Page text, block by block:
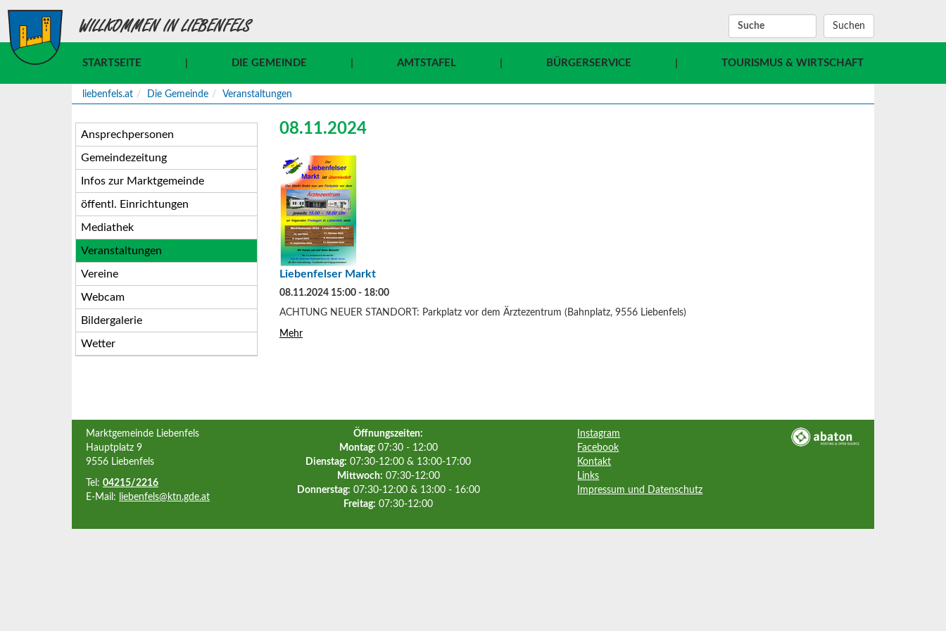
WILLKOMMEN IN LIEBENFELS SUCHBEGRIFF
STARTSEITE DIE GEMEINDE AMTSTAFEL BÜRGERSERVICE TOURISMUS & WIRTSCHAFT
liebenfels.at Die Gemeinde Veranstaltungen
Ansprechpersonen
Gemeindezeitung
Infos zur Marktgemeinde
öffentl. Einrichtungen
Mediathek
Veranstaltungen
Vereine
Webcam
Bildergalerie
Wetter
08.11.2024
Liebenfelser Markt
08.11.2024 15:00 - 18:00
ACHTUNG NEUER STANDORT: Parkplatz vor dem Ärztezentrum (Bahnplatz, 9556 Liebenfels)
Mehr
Marktgemeinde Liebenfels
Hauptplatz 9
9556 Liebenfels
Tel: 04215/2216
E-Mail:
liebenfels@ktn.gde.at
Öffnungszeiten:
Montag: 07:30 - 12:00
Dienstag: 07:30-12:00 & 13:00-17:00
Mittwoch: 07:30-12:00
Donnerstag: 07:30-12:00 & 13:00 - 16:00
Freitag: 07:30-12:00
Instagram
Facebook
Kontakt
Links
Impressum und Datenschutz